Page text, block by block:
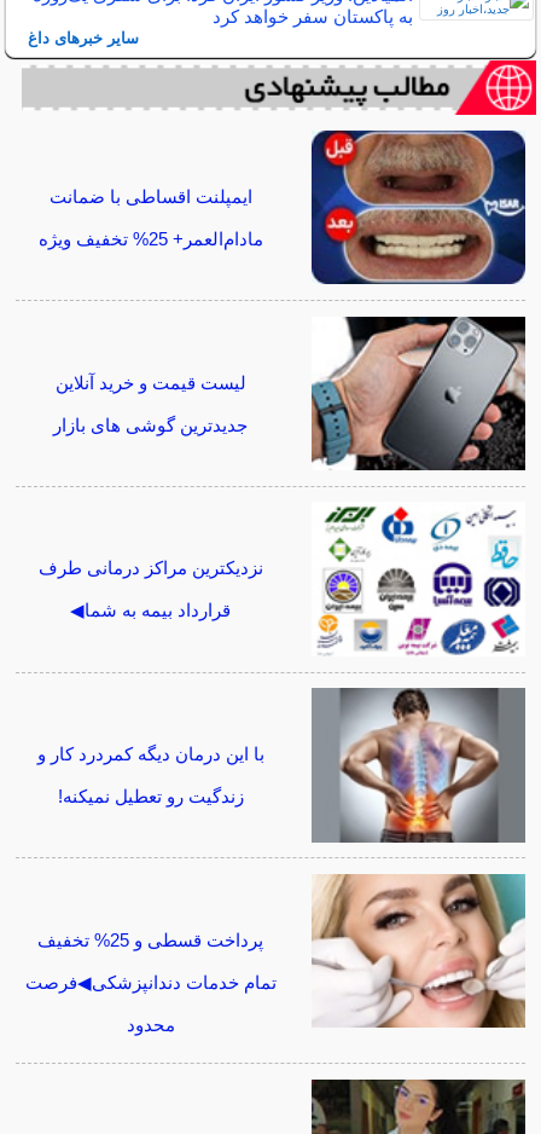
به پاکستان سفر خواهد کرد
سایر خبرهای داغ
ایمپلنت اقساطی با ضمانت
مادام‌العمر+ 25% تخفیف ویژه
لیست قیمت و خرید آنلاین
جدیدترین گوشی های بازار
نزدیکترین مراکز درمانی طرف
قرارداد بیمه به شما◀
با این درمان دیگه کمردرد کار و
زندگیت رو تعطیل نمیکنه!
پرداخت قسطی و 25% تخفیف
تمام خدمات دندانپزشکی◀فرصت
محدود